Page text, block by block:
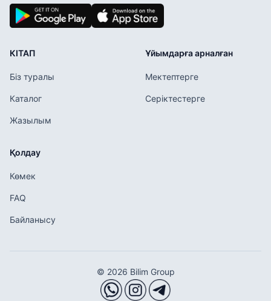
КІТАП
Біз туралы
Каталог
Жазылым
Ұйымдарға арналған
Мектептерге
Серіктестерге
Қолдау
Көмек
FAQ
Байланысу
© 2026 Bilim Group